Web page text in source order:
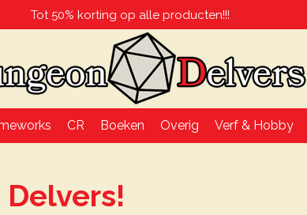
Tot 50% korting op alle producten!!!
CR Boeken Overig Verf & Hobby